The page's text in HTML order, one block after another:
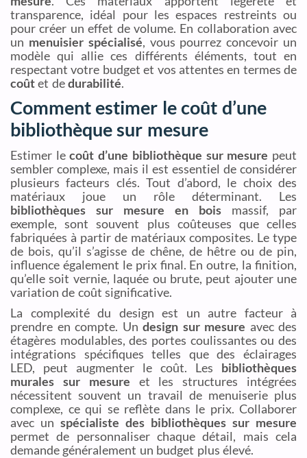
transparence, idéal pour les espaces restreints ou
pour créer un effet de volume. En collaboration avec
un menuisier spécialisé, vous pourrez concevoir un
modèle qui allie ces différents éléments, tout en
respectant votre budget et vos attentes en termes de
coûtet dedurabilité.
Comment estimer le coût d’une
bibliothèque sur mesure
Estimer lecoût d’une bibliothèque sur mesure peut
sembler complexe, mais il est essentiel de considérer
plusieurs facteurs clés. Tout d’abord, le choix des
matériaux joue un rôle déterminant. Les
bibliothèques sur mesure en bois massif, par
exemple, sont souvent plus coûteuses que celles
fabriquées à partir de matériaux composites. Le type
de bois, qu’il s’agisse de chêne, de hêtre ou de pin,
influence également le prix final. En outre, la finition,
qu’elle soit vernie, laquée ou brute, peut ajouter une
variation de coût significative.
La complexité du design est un autre facteur à
prendre en compte. Un design sur mesure avec des
étagères modulables, des portes coulissantes ou des
intégrations spécifiques telles que des éclairages
LED, peut augmenter le coût. Les bibliothèques
murales sur mesure et les structures intégrées
nécessitent souvent un travail de menuiserie plus
complexe, ce qui se reflète dans le prix. Collaborer
avec un spécialiste des bibliothèques sur mesure
permet de personnaliser chaque détail, mais cela
demande généralement un budget plus élevé.